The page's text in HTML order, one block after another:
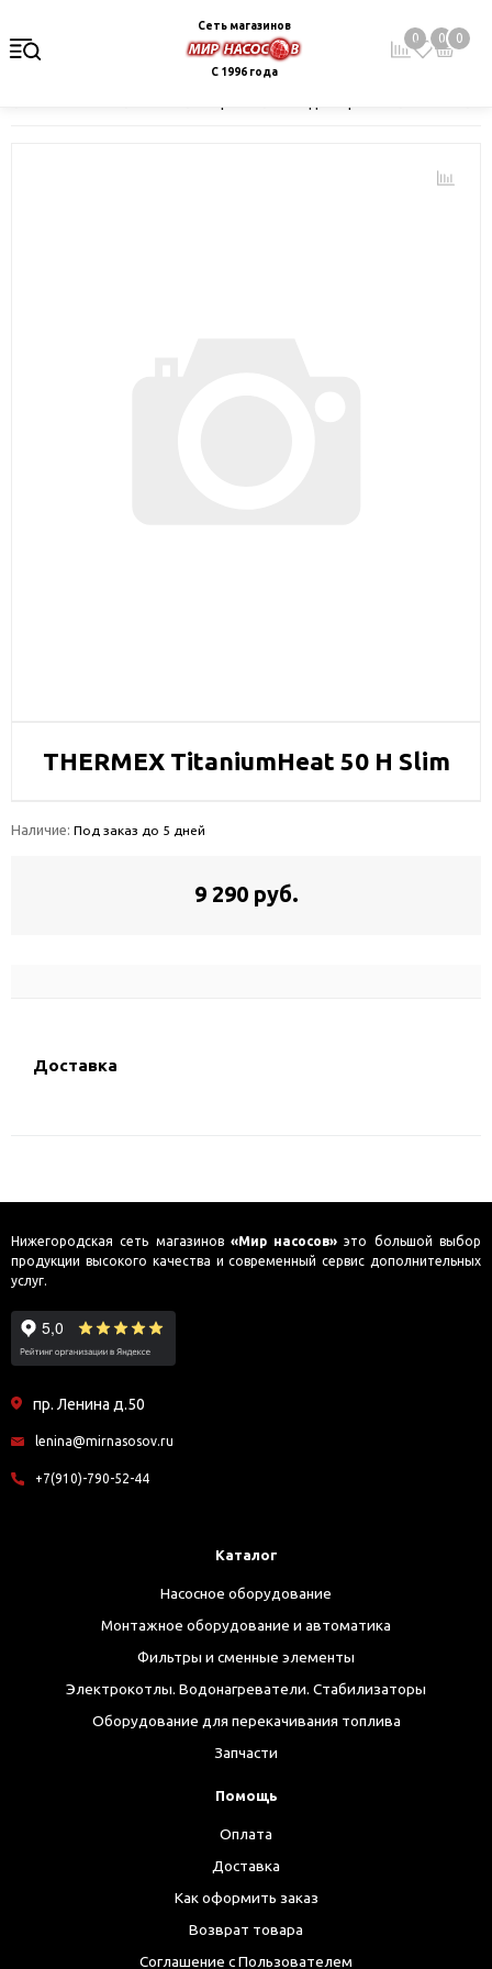
Сеть магазинов
С 1996 года
0 0 0
THERMEX TitaniumHeat 50 H Slim
Наличие: Под заказ до 5 дней
9 290 руб.
Доставка
Нижегородская сеть магазинов «Мир насосов» это большой выбор
продукции высокого качества и современный сервис дополнительных
услуг.
пр. Ленина д.50
lenina@mirnasosov.ru
+7(910)-790-52-44
Каталог
Насосное оборудование
Монтажное оборудование и автоматика
Фильтры и сменные элементы
Электрокотлы. Водонагреватели. Стабилизаторы
Оборудование для перекачивания топлива
Запчасти
Помощь
Оплата
Доставка
Как оформить заказ
Возврат товара
Соглашение с Пользователем